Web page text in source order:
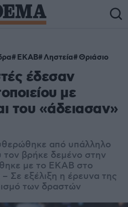
ΕΚΑΒ Ληστεία Θριάσιο
έδεσαν
με
του «άδειασαν»
από υπάλληλο
τον βρήκε δεμένο στην
με το ΕΚΑΒ στο
Σε εξέλιξη η έρευνα της
των δραστών